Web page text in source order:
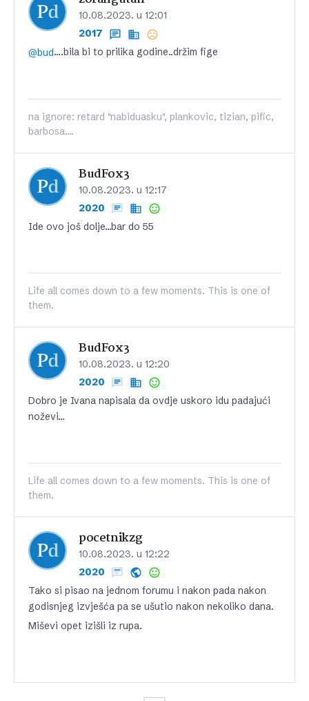
10.08.2023. u 12:01
2017
@bud….bila bi to prilika godine..držim fige
na ignore: retard "nabiduasku", plankovic, tizian, pific,
barbosa....
BudFox3
10.08.2023. u 12:17
2020
Ide ovo još dolje…bar do 55
Life all comes down to a few moments. This is one of
them.
BudFox3
10.08.2023. u 12:20
2020
Dobro je Ivana napisala da ovdje uskoro idu padajući
noževi…
Life all comes down to a few moments. This is one of
them.
pocetnikzg
10.08.2023. u 12:22
2020
Tako si pisao na jednom forumu i nakon pada nakon
godisnjeg izvješća pa se ušutio nakon nekoliko dana.
Miševi opet izišli iz rupa.